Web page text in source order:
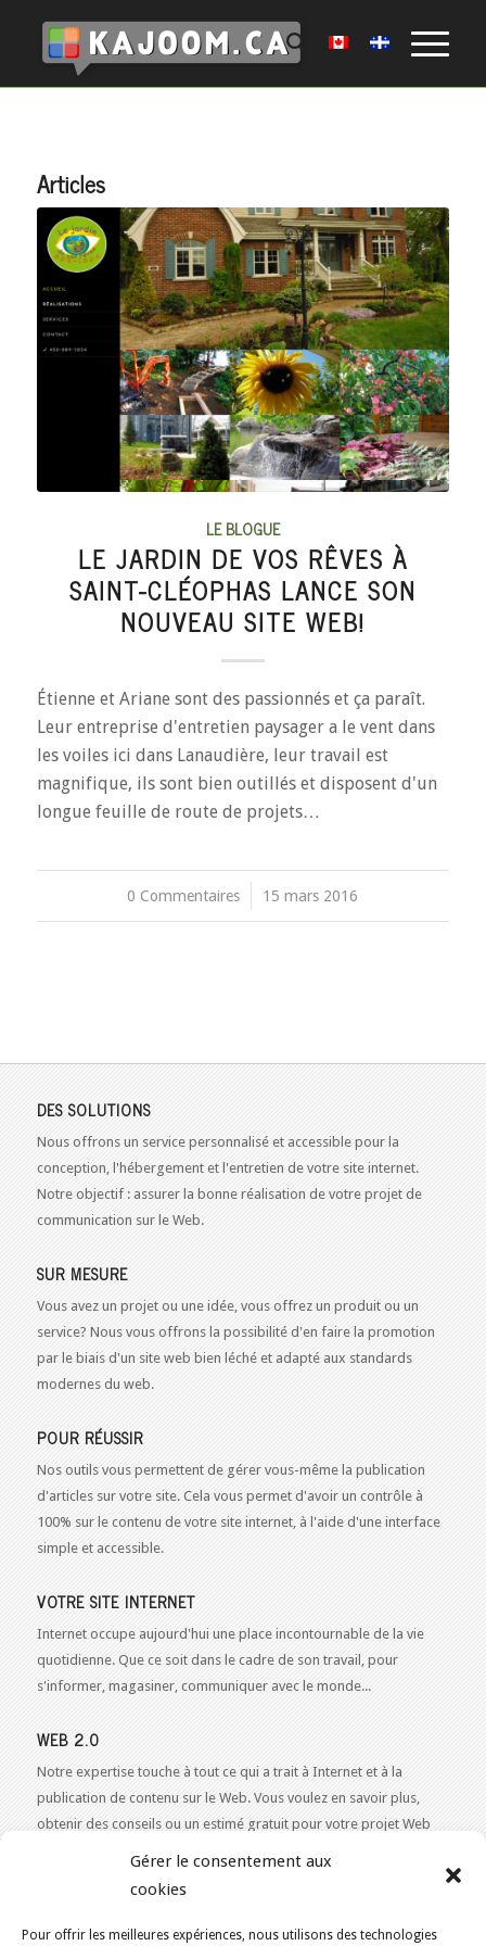
Gérer le consentement aux
cookies
Pour offrir les meilleures expériences, nous utilisons des technologies
Articles
LE BLOGUE
LE JARDIN DE VOS RÊVES À
SAINT-CLÉOPHAS LANCE SON
NOUVEAU SITE WEB!
Étienne et Ariane sont des passionnés et ça paraît.
Leur entreprise d'entretien paysager a le vent dans
les voiles ici dans Lanaudière, leur travail est
magnifique, ils sont bien outillés et disposent d'un
longue feuille de route de projets…
0 Commentaires
/ 15 mars 2016
DES SOLUTIONS
Nous offrons un service personnalisé et accessible pour la
conception, l'hébergement et l'entretien de votre site internet.
Notre objectif : assurer la bonne réalisation de votre projet de
communication sur le Web.
SUR MESURE
Vous avez un projet ou une idée, vous offrez un produit ou un
service? Nous vous offrons la possibilité d'en faire la promotion
par le biais d'un site web bien léché et adapté aux standards
modernes du web.
POUR RÉUSSIR
Nos outils vous permettent de gérer vous-même la publication
d'articles sur votre site. Cela vous permet d'avoir un contrôle à
100% sur le contenu de votre site internet, à l'aide d'une interface
simple et accessible.
VOTRE SITE INTERNET
Internet occupe aujourd'hui une place incontournable de la vie
quotidienne. Que ce soit dans le cadre de son travail, pour
s'informer, magasiner, communiquer avec le monde...
WEB 2.0
Notre expertise touche à tout ce qui a trait à Internet et à la
publication de contenu sur le Web. Vous voulez en savoir plus,
obtenir des conseils ou un estimé gratuit pour votre projet Web